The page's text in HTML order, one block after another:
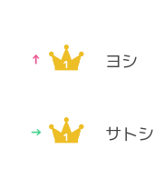
ヨシ
サトシ